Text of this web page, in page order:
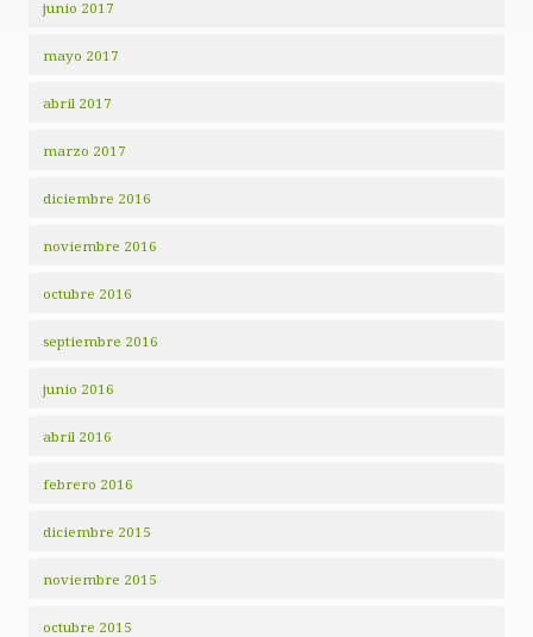
junio 2017
mayo 2017
abril 2017
marzo 2017
diciembre 2016
noviembre 2016
octubre 2016
septiembre 2016
junio 2016
abril 2016
febrero 2016
diciembre 2015
noviembre 2015
octubre 2015